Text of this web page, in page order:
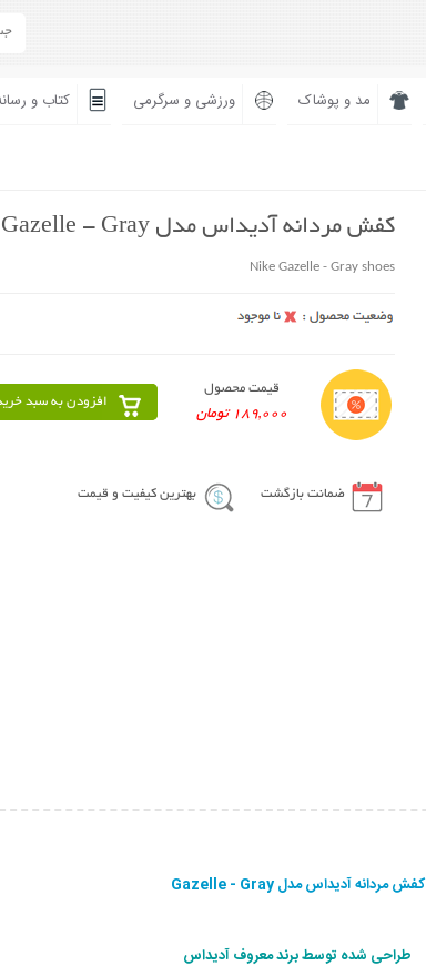
مد و پوشاک ورزشی و سرگرمی کتاب و
کفش مردانه آدیداس مدل Gazelle - Gray
Nike Gazelle - Gray shoes
قیمت محصول
189,000 تومان
افزودن به سبد
ضمانت بازگشت بهترین کیفیت و قیمت
کفش مردانه آدیداس مدل Gazelle - Gray
طراحی شده توسط برند معروف آدیداس